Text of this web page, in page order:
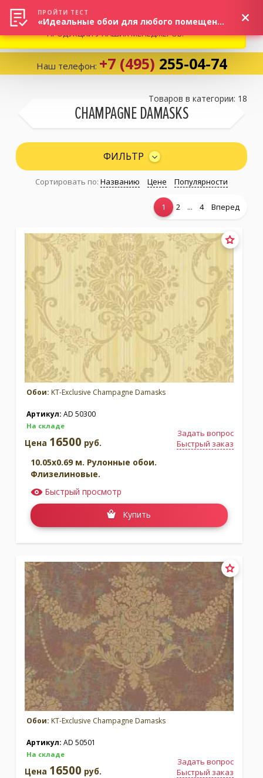
Избранное:0 товаров
Каталог
Личный кабинет
Москва (сменить город)
Заказать обратный звонок
Наш телефон: +7 (495) 255-04-74
CHAMPAGNE DAMASKS
Товаров в категории: 18
ФИЛЬТР
Сортировать по: Названию Цене Популярности
1 2 ... 4 Вперед
Обои: KT-Exclusive Champagne Damasks
Артикул: AD 50300
На складе
Задать вопрос
Быстрый заказ
Цена 16500 руб.
10.05x0.69 м. Рулонные обои.
Флизелиновые.
Быстрый просмотр
Купить
Обои: KT-Exclusive Champagne Damasks
Артикул: AD 50501
На складе
Задать вопрос
Быстрый заказ
Цена 16500 руб.
ВНИМАНИЕ! В СВЯЗИ С СИТУАЦИЕЙ НА РЫНКЕ, ПРОСИМ
УТОЧНЯТЬ АКТУАЛЬНУЮ СТОИМОСТЬ И НАЛИЧИЕ
ПРОДУКЦИИ У НАШИХ МЕНЕДЖЕРОВ.
ПРОЙТИ ТЕСТ
«Идеальные обои для любого помещения!»